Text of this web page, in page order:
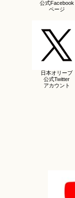
公式Facebook
ページ
日本オリーブ
公式Twitter
アカウント